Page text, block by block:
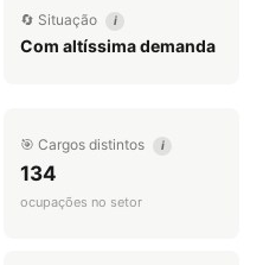
🔄 Situação i
Com altíssima demanda
🎯 Cargos distintos i
134
ocupações no setor